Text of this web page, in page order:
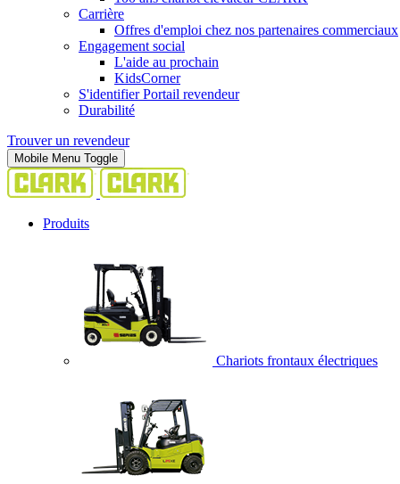
Carrière
Offres d'emploi chez nos partenaires commerciaux
Engagement social
L'aide au prochain
KidsCorner
S'identifier Portail revendeur
Durabilité
Trouver un revendeur
Mobile Menu Toggle
Produits
Chariots frontaux électriques